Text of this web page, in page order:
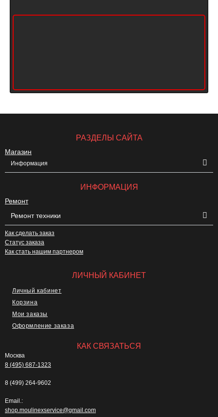
РАЗДЕЛЫ САЙТА
Магазин
Информация
ИНФОРМАЦИЯ
Ремонт
Ремонт техники
Как сделать заказ
Статус заказа
Как стать нашим партнером
ЛИЧНЫЙ КАБИНЕТ
Личный кабинет
Корзина
Мои заказы
Оформление заказа
КАК СВЯЗАТЬСЯ
Москва
8 (495) 687-1323
8 (499) 264-9602
Email.:
shop.moulinexservice@gmail.com